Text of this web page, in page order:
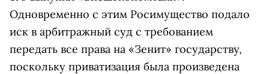
Одновременно с этим Росимущество подало
иск в арбитражный суд с требованием
передать все права на «Зенит» государству,
поскольку приватизация была произведена